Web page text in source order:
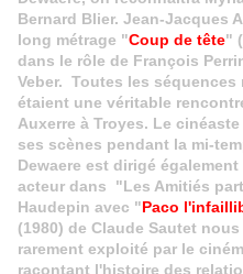
Bernard Blier. Jean-Jacques
long métrage "Coup de tête"
dans le rôle de François
Veber. Toutes les
étaient une véritable
Auxerre à Troyes. Le
ses scènes pendant la mi-
Dewaere est dirigé
acteur dans "Les Amitiés
Haudepin avec "Paco
(1980) de Claude Sautet
rarement exploité par le
racontant l'histoire des